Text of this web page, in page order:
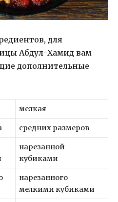
для
Абдул-Хамид вам
дополнительные
мелкая
средних размеров
нарезанной
кубиками
нарезанного
мелкими кубиками